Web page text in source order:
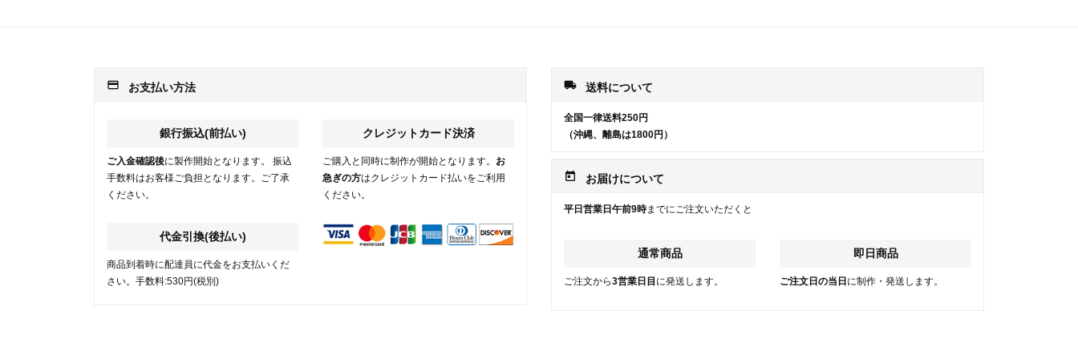
payment お支払い方法
銀行振込(前払い)
ご入金確認後に製作開始となります。 振込
手数料はお客様ご負担となります。ご了承
ください。
代金引換(後払い)
商品到着時に配達員に代金をお支払いくだ
さい。手数料:530円(税別)
クレジットカード決済
ご購入と同時に制作が開始となります。 お
急ぎの方はクレジットカード払いをご利用
ください。
local_shipping 送料について
全国一律送料250円
（沖縄、離島は1800円）
today お届けについて
平日営業日午前9時までにご注文いただくと
通常商品
ご注文から3営業日目 に発送します。
即日商品
ご注文日の当日 に制作・発送します。